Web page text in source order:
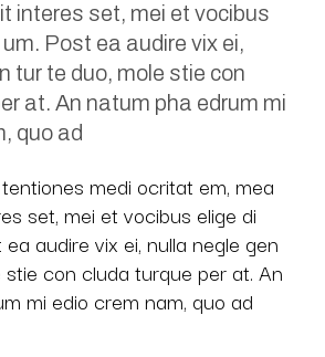
interes set, mei et vocibus
Post ea audire vix ei,
tur te duo, mole stie con
at. An natum pha edrum mi
quo ad
medi ocritat em, mea
set, mei et vocibus elige di
audire vix ei, nulla negle gen
con cluda turque per at. An
mi edio crem nam, quo ad